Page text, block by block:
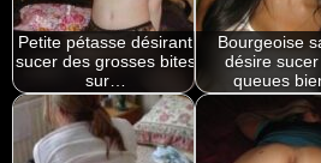
Petite pétasse désirant
sucer des grosses bites
sur…
Bourgeoise
désire
queues